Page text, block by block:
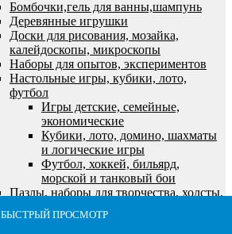
БЫСТРЫЙ ПРОСМОТР
БЫСТРЫЙ ПРОСМОТР
БЫСТРЫЙ ПРОСМОТР
БЫСТРЫЙ ПРОСМОТР
БЫСТРЫЙ ПРОСМОТР
Бомбочки,гель для ванны,шампунь
Деревянные игрушки
Доски для рисования, мозайка,
калейдоскопы, микроскопы
Наборы для опытов, экспериментов
Настольные игры, кубики, лото,
футбол
Игры детские, семейные,
экономические
Кубики, лото, домино, шахматы
и логические игры
Футбол, хоккей, бильярд,
морской и танковый бои
Пазлы, наборы для творчества, холсты,
алмазная мозайка
Алмазная мозайка